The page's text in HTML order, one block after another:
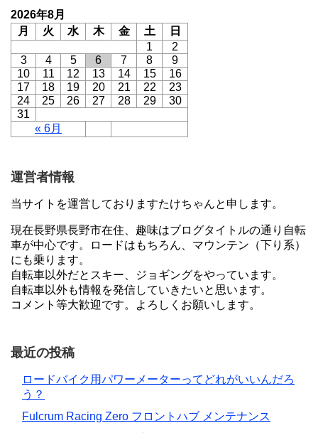
2026年8月
月
火 水 木 金 土 日
« 6月
1
2
3
4 5 6 7 8
9
10
11 12 13 14 15
16
17
18 19 20 21 22
23
24
25 26 27 28 29
30
31
運営者情報
当サイトを運営しておりますたけちゃんと申します。
現在長野県長野市在住、趣味はブログタイトルの通り自転
車が中心です。ロードはもちろん、マウンテン（下り系）
にも乗ります。
自転車以外だとスキー、ジョギングをやっています。
自転車以外も情報を発信していきたいと思います。
コメント等大歓迎です。よろしくお願いします。
最近の投稿
ロードバイク用パワーメーターってどれがいいんだろ
う？
Fulcrum Racing Zero フロントハブ メンテナンス